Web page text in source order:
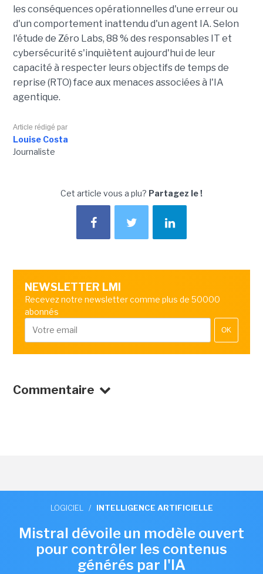
les conséquences opérationnelles d'une erreur ou
d'un comportement inattendu d'un agent IA. Selon
l'étude de Zéro Labs, 88 % des responsables IT et
cybersécurité s'inquiètent aujourd'hui de leur
capacité à respecter leurs objectifs de temps de
reprise (RTO) face aux menaces associées à l'IA
agentique.
Article rédigé par
Louise Costa
Journaliste
Cet article vous a plu? Partagez le !
NEWSLETTER LMI
Recevez notre newsletter comme plus de 50000
abonnés
OK
Commentaire
LOGICIEL / INTELLIGENCE ARTIFICIELLE
Mistral dévoile un modèle ouvert
pour contrôler les contenus
générés par l'IA